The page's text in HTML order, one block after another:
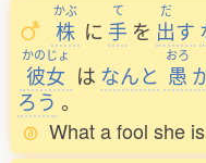
かぶ
株 に
て
手 を
だ
出す
かのじょ
彼女 は なんと
おろ
愚
ろう 。
What a fool she